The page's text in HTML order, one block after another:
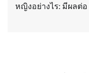
หญิงอย่างไร: มีผลต่